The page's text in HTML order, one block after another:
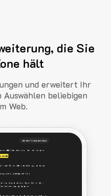
die Sie
hält
und erweitert Ihr
Auswählen beliebigen
Web.